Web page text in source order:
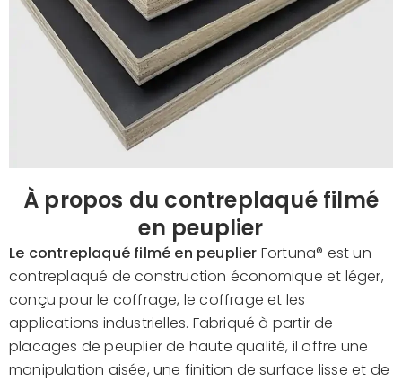
À propos du contreplaqué filmé
en peuplier
Le contreplaqué filmé en peuplier Fortuna® est un
contreplaqué de construction économique et léger,
conçu pour le coffrage, le coffrage et les
applications industrielles. Fabriqué à partir de
placages de peuplier de haute qualité, il offre une
manipulation aisée, une finition de surface lisse et de